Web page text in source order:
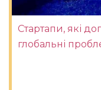
Стартапи, які
глобальні